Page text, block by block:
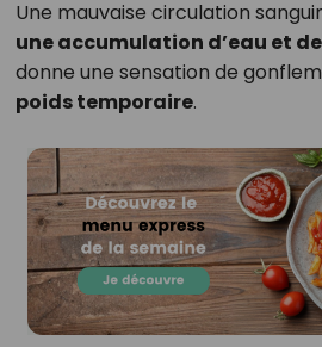
Une mauvaise circulation
une accumulation d’eau et
donne une sensation de
poids temporaire.